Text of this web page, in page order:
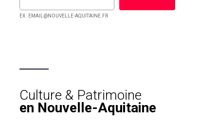
EX : EMAIL@NOUVELLE-AQUITAINE.FR
Culture & Patrimoine
en Nouvelle-Aquitaine